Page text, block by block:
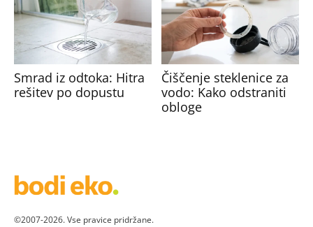
Smrad iz odtoka: Hitra
rešitev po dopustu
Čiščenje steklenice za
vodo: Kako odstraniti
obloge
©2007-2026. Vse pravice pridržane.